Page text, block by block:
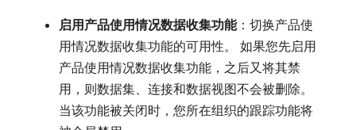
启用产品使用情况数据收集功能：切换产品使
用情况数据收集功能的可用性。 如果您先启用
产品使用情况数据收集功能，之后又将其禁
用，则数据集、连接和数据视图不会被删除。
当该功能被关闭时，您所在组织的跟踪功能将